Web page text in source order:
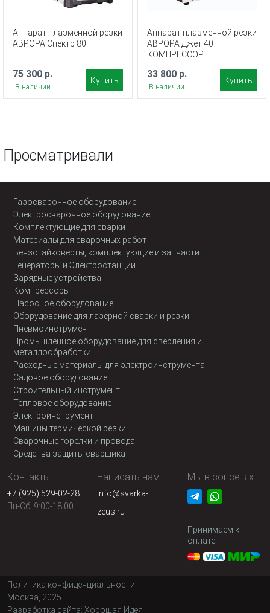
Аппарат плазменной резки
АВРОРА Спектр 80
75 300 р.
В наличии
Купить
Аппарат плазменной резки
АВРОРА Джет 40
КОМПРЕССОР
33 800 р.
В наличии
Купить
Просматривали
Газосварочное оборудование
Электросварочное оборудование
Комплектующие для сварки
Материалы для сварочных работ
Бензогайковерты, комплектующие и запчасти
Генераторы и Электростанции
Зарядные устройства
Компрессоры
Насосное оборудование
Оборудование для лазерной сварки и резки
Пневмоинструмент
Промышленное оборудование для сверления и
металлообработки
Расходные материалы для электроинструмента
Садовое оборудование
Строительный инструмент
Тепловое оборудование
Электроинструмент
Машины термической резки
Сварочные горелки и провода
Средства защиты сварщика
Контакты:
+7 (925) 529-02-28
Пн-Сб: 9:00-18:00
Написать нам:
info@svarka-
zeus.ru
Мы в соцсетях
Принимаем к
оплате:
Политика конфиденциальности
Москва, 2025
Разработка сайта: Хорошая Идея